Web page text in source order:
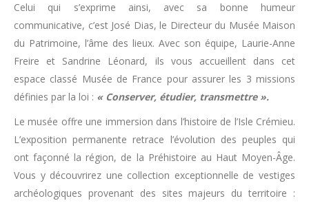
Celui qui s’exprime ainsi, avec sa bonne humeur
communicative, c’est José Dias, le Directeur du Musée Maison
du Patrimoine, l’âme des lieux. Avec son équipe, Laurie-Anne
Freire et Sandrine Léonard, ils vous accueillent dans cet
espace classé Musée de France pour assurer les 3 missions
définies par la loi : « Conserver, étudier, transmettre ».
Le musée offre une immersion dans l’histoire de l’Isle Crémieu.
L’exposition permanente retrace l’évolution des peuples qui
ont façonné la région, de la Préhistoire au Haut Moyen-Âge.
Vous y découvrirez une collection exceptionnelle de vestiges
archéologiques provenant des sites majeurs du territoire :